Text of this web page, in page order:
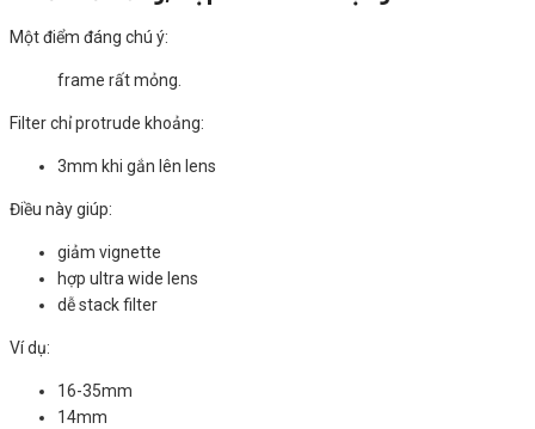
Một điểm đáng chú ý:
frame rất mỏng.
Filter chỉ protrude khoảng:
3mm khi gắn lên lens
Điều này giúp:
giảm vignette
hợp ultra wide lens
dễ stack filter
Ví dụ:
16-35mm
14mm